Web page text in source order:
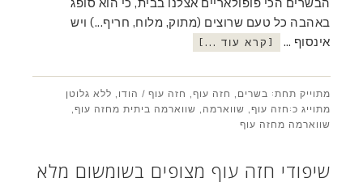
הבשרים הכי פופולאריים אצלנו בבית, כי הוא סופג
באהבה כל טעם שרוצים (מתוק, מלוח, חריף...) ויש
אינסוף …
[קרא עוד ...]
מתוייק תחת: בשרים, חזה עוף, חזה עוף / הודו, ללא גלוטן
מתוייג כ:חזה עוף, שווארמה, שווארמה ביתית מחזה עוף,
שווארמה מחזה עוף
שיפודי חזה עוף מצופים בשומשום מלא